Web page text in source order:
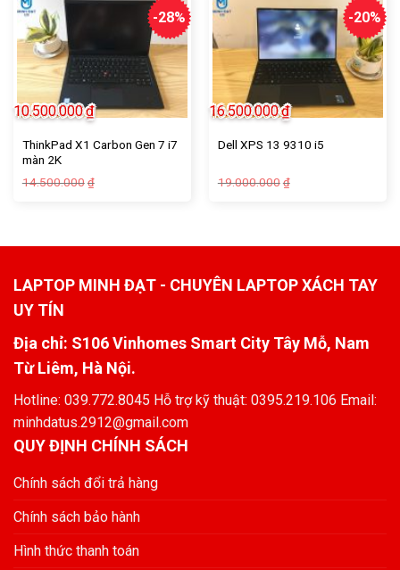
-28%
ThinkPad X1 Carbon Gen 7 i7
màn 2K
14.500.000 ₫
10.500.000₫
-20%
Dell XPS 13 9310 i5
19.000.000 ₫
16.500.000₫
LAPTOP MINH ĐẠT - CHUYÊN LAPTOP XÁCH TAY
UY TÍN
Địa chỉ: S106 Vinhomes Smart City Tây Mỗ, Nam
Từ Liêm, Hà Nội.
Hotline: 039.772.8045 Hỗ trợ kỹ thuật: 0395.219.106 Email:
minhdatus.2912@gmail.com
QUY ĐỊNH CHÍNH SÁCH
Chính sách đổi trả hàng
Chính sách bảo hành
Hình thức thanh toán